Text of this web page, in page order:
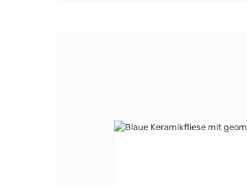
Bildergalerie überspringen